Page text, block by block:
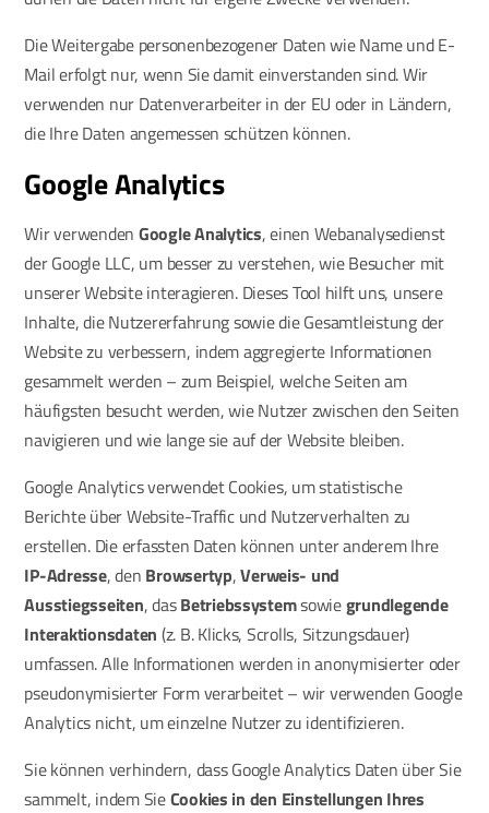
Die Weitergabe personenbezogener Daten wie Name und E-
Mail erfolgt nur, wenn Sie damit einverstanden sind. Wir
verwenden nur Datenverarbeiter in der EU oder in Ländern,
die Ihre Daten angemessen schützen können.
Google Analytics
Wir verwenden Google Analytics, einen Webanalysedienst
der Google LLC, um besser zu verstehen, wie Besucher mit
unserer Website interagieren. Dieses Tool hilft uns, unsere
Inhalte, die Nutzererfahrung sowie die Gesamtleistung der
Website zu verbessern, indem aggregierte Informationen
gesammelt werden – zum Beispiel, welche Seiten am
häufigsten besucht werden, wie Nutzer zwischen den Seiten
navigieren und wie lange sie auf der Website bleiben.
Google Analytics verwendet Cookies, um statistische
Berichte über Website-Traffic und Nutzerverhalten zu
erstellen. Die erfassten Daten können unter anderem Ihre
IP-Adresse, den Browsertyp,Verweis- und
Ausstiegsseiten, dasBetriebssystemsowiegrundlegende
Interaktionsdaten (z. B. Klicks, Scrolls, Sitzungsdauer)
umfassen. Alle Informationen werden in anonymisierter oder
pseudonymisierter Form verarbeitet – wir verwenden Google
Analytics nicht, um einzelne Nutzer zu identifizieren.
Sie können verhindern, dass Google Analytics Daten über Sie
sammelt, indem SieCookies in den Einstellungen Ihres